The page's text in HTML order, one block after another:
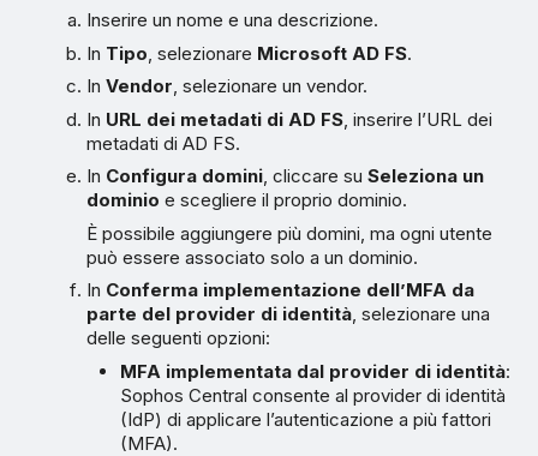
Inserire un nome e una descrizione.
In Tipo, selezionare Microsoft AD FS.
InVendor, selezionare un vendor.
In URL dei metadati di AD FS, inserire l’URL dei
metadati di AD FS.
In Configura domini, cliccare suSeleziona un
dominio e scegliere il proprio dominio.
È possibile aggiungere più domini, ma ogni utente
può essere associato solo a un dominio.
In Conferma implementazione dell’MFA da
parte del provider di identità, selezionare una
delle seguenti opzioni:
MFA implementata dal provider di identità:
Sophos Central consente al provider di identità
(IdP) di applicare l’autenticazione a più fattori
(MFA).